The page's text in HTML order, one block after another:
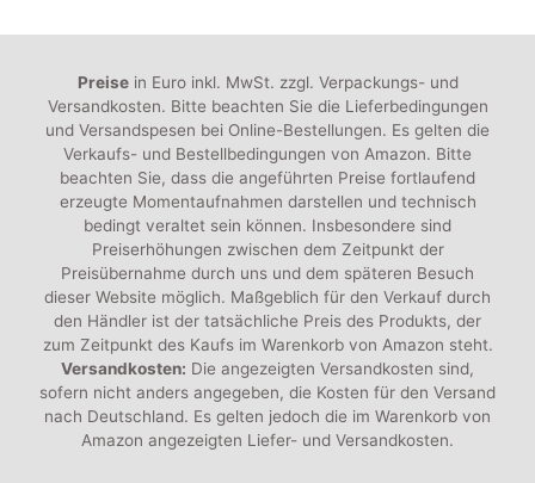
Preisein Euro inkl. MwSt. zzgl. Verpackungs- und
Versandkosten. Bitte beachten Sie die Lieferbedingungen
und Versandspesen bei Online-Bestellungen. Es gelten die
Verkaufs- und Bestellbedingungen von Amazon. Bitte
beachten Sie, dass die angeführten Preise fortlaufend
erzeugte Momentaufnahmen darstellen und technisch
bedingt veraltet sein können. Insbesondere sind
Preiserhöhungen zwischen dem Zeitpunkt der
Preisübernahme durch uns und dem späteren Besuch
dieser Website möglich. Maßgeblich für den Verkauf durch
den Händler ist der tatsächliche Preis des Produkts, der
zum Zeitpunkt des Kaufs im Warenkorb von Amazon steht.
Versandkosten: Die angezeigten Versandkosten sind,
sofern nicht anders angegeben, die Kosten für den Versand
nach Deutschland. Es gelten jedoch die im Warenkorb von
Amazon angezeigten Liefer- und Versandkosten.